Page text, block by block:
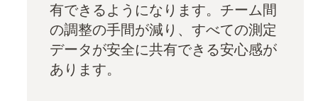
有できるようになります。チーム間
の調整の手間が減り、すべての測定
データが安全に共有できる安心感が
あります。